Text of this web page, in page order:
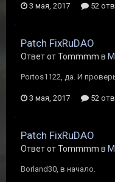
3 мая, 2017 52
Patch FixRuDAO
Ответ от Tommmm в
Portos1122, да. И
3 мая, 2017 52
Patch FixRuDAO
Ответ от Tommmm в
Borland30, в начало.